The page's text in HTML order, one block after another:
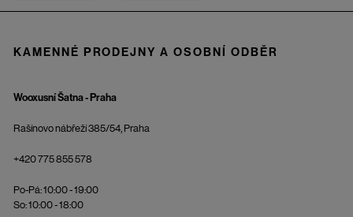
KAMENNÉ PRODEJNY A OSOBNÍ ODBĚR
Wooxusní Šatna - Praha
Rašínovo nábřeží 385/54, Praha
+420 775 855 578
Po-Pá: 10:00 - 19:00
So: 10:00 - 18:00